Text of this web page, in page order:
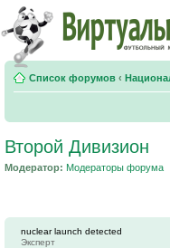
Список форумов ‹
Второй Дивизион
Модератор: Модераторы форума
nuclear launch detected
Эксперт